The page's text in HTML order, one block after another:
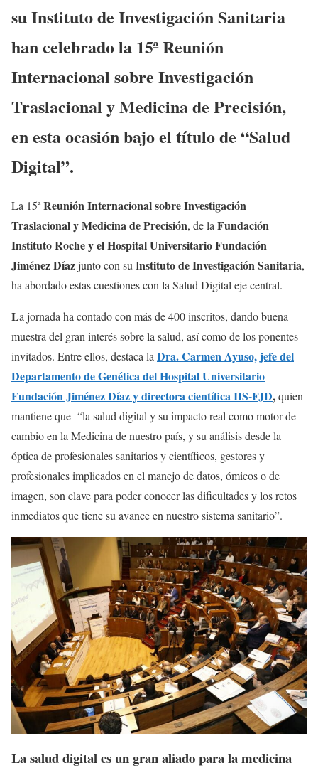
su Instituto de Investigación Sanitaria
han celebrado la 15ª Reunión
Internacional sobre Investigación
Traslacional y Medicina de Precisión,
en esta ocasión bajo el título de “Salud
Digital”.
La 15ªReunión Internacional sobre Investigación
Traslacional y Medicina de Precisión, de la Fundación
Instituto Roche y el Hospital Universitario Fundación
Jiménez Díazjunto con su Instituto de Investigación Sanitaria,
ha abordado estas cuestiones con la Salud Digital eje central.
La jornada ha contado con más de 400 inscritos, dando buena
muestra del gran interés sobre la salud, así como de los ponentes
invitados. Entre ellos, destaca la Dra. Carmen Ayuso, jefe del
Departamento de Genética del Hospital Universitario
Fundación Jiménez Díaz y directora científica IIS-FJD,quien
mantiene que “la salud digital y su impacto real como motor de
cambio en la Medicina de nuestro país, y su análisis desde la
óptica de profesionales sanitarios y científicos, gestores y
profesionales implicados en el manejo de datos, ómicos o de
imagen, son clave para poder conocer las dificultades y los retos
inmediatos que tiene su avance en nuestro sistema sanitario”.
La salud digital es un gran aliado para la medicina